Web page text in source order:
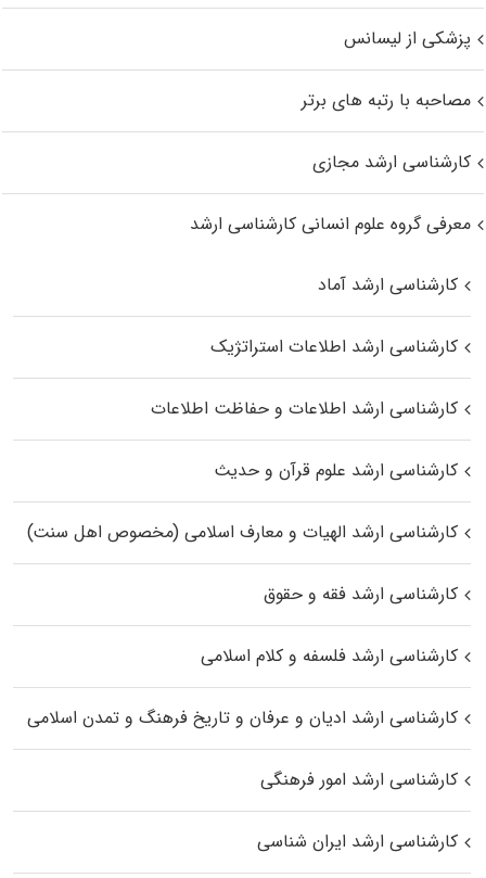
پزشکی از لیسانس
مصاحبه با رتبه های برتر
کارشناسی ارشد مجازی
معرفی گروه علوم انسانی کارشناسی ارشد
کارشناسی ارشد آماد
کارشناسی ارشد اطلاعات استراتژیک
کارشناسی ارشد اطلاعات و حفاظت اطلاعات
کارشناسی ارشد علوم قرآن و حدیث
کارشناسی ارشد الهیات و معارف اسلامی (مخصوص اهل سنت)
کارشناسی ارشد فقه و حقوق
کارشناسی ارشد فلسفه و کلام اسلامی
کارشناسی ارشد ادیان و عرفان و تاریخ فرهنگ و تمدن اسلامی
کارشناسی ارشد امور فرهنگی
کارشناسی ارشد ایران شناسی